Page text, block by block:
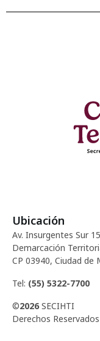
Ubicación
Av. Insurgentes Sur
Demarcación
CP 03940, Ciudad de
Tel: (55) 5322-7700
©2026 SECIHTI
Derechos